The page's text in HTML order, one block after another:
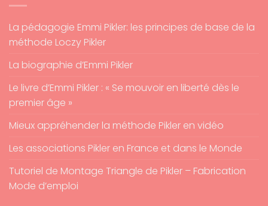
La pédagogie Emmi Pikler: les principes de base de la
méthode Loczy Pikler
La biographie d’Emmi Pikler
Le livre d’Emmi Pikler : « Se mouvoir en liberté dès le
premier âge »
Mieux appréhender la méthode Pikler en vidéo
Les associations Pikler en France et dans le Monde
Tutoriel de Montage Triangle de Pikler – Fabrication
Mode d’emploi